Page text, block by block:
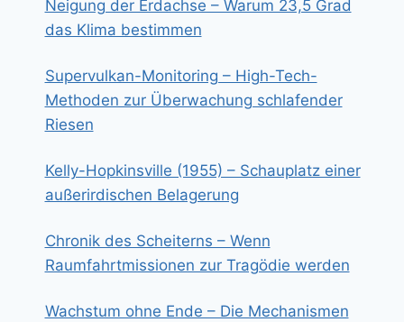
Neigung der Erdachse – Warum 23,5 Grad
das Klima bestimmen
Supervulkan-Monitoring – High-Tech-
Methoden zur Überwachung schlafender
Riesen
Kelly-Hopkinsville (1955) – Schauplatz einer
außerirdischen Belagerung
Chronik des Scheiterns – Wenn
Raumfahrtmissionen zur Tragödie werden
Wachstum ohne Ende – Die Mechanismen